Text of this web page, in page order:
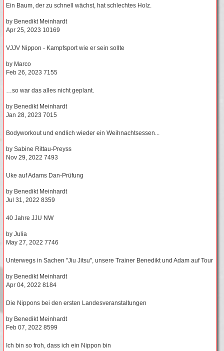
Ein Baum, der zu schnell wächst, hat schlechtes Holz.
by Benedikt Meinhardt
Apr 25, 2023 10169
VJJV Nippon - Kampfsport wie er sein sollte
by Marco
Feb 26, 2023 7155
…so war das alles nicht geplant.
by Benedikt Meinhardt
Jan 28, 2023 7015
Bodyworkout und endlich wieder ein Weihnachtsessen...
by Sabine Rittau-Preyss
Nov 29, 2022 7493
Uke auf Adams Dan-Prüfung
by Benedikt Meinhardt
Jul 31, 2022 8359
40 Jahre JJU NW
by Julia
May 27, 2022 7746
Unterwegs in Sachen "Jiu Jitsu", unsere Trainer Benedikt und Adam auf Tour
by Benedikt Meinhardt
Apr 04, 2022 8184
Die Nippons bei den ersten Landesveranstaltungen
by Benedikt Meinhardt
Feb 07, 2022 8599
Ich bin so froh, dass ich ein Nippon bin